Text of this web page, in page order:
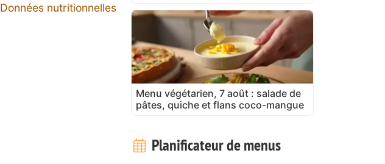
Données nutritionnelles
Menu végétarien, 7 août : salade de
pâtes, quiche et flans coco-mangue
Planificateur de menus